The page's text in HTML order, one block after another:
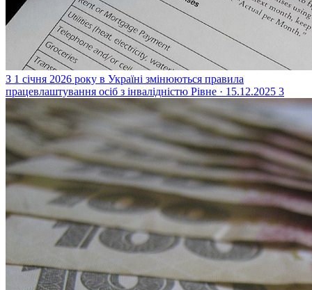
З 1 січня 2026 року в Україні змінюються правила
працевлаштування осіб з інвалідністю Рівне · 15.12.2025 3